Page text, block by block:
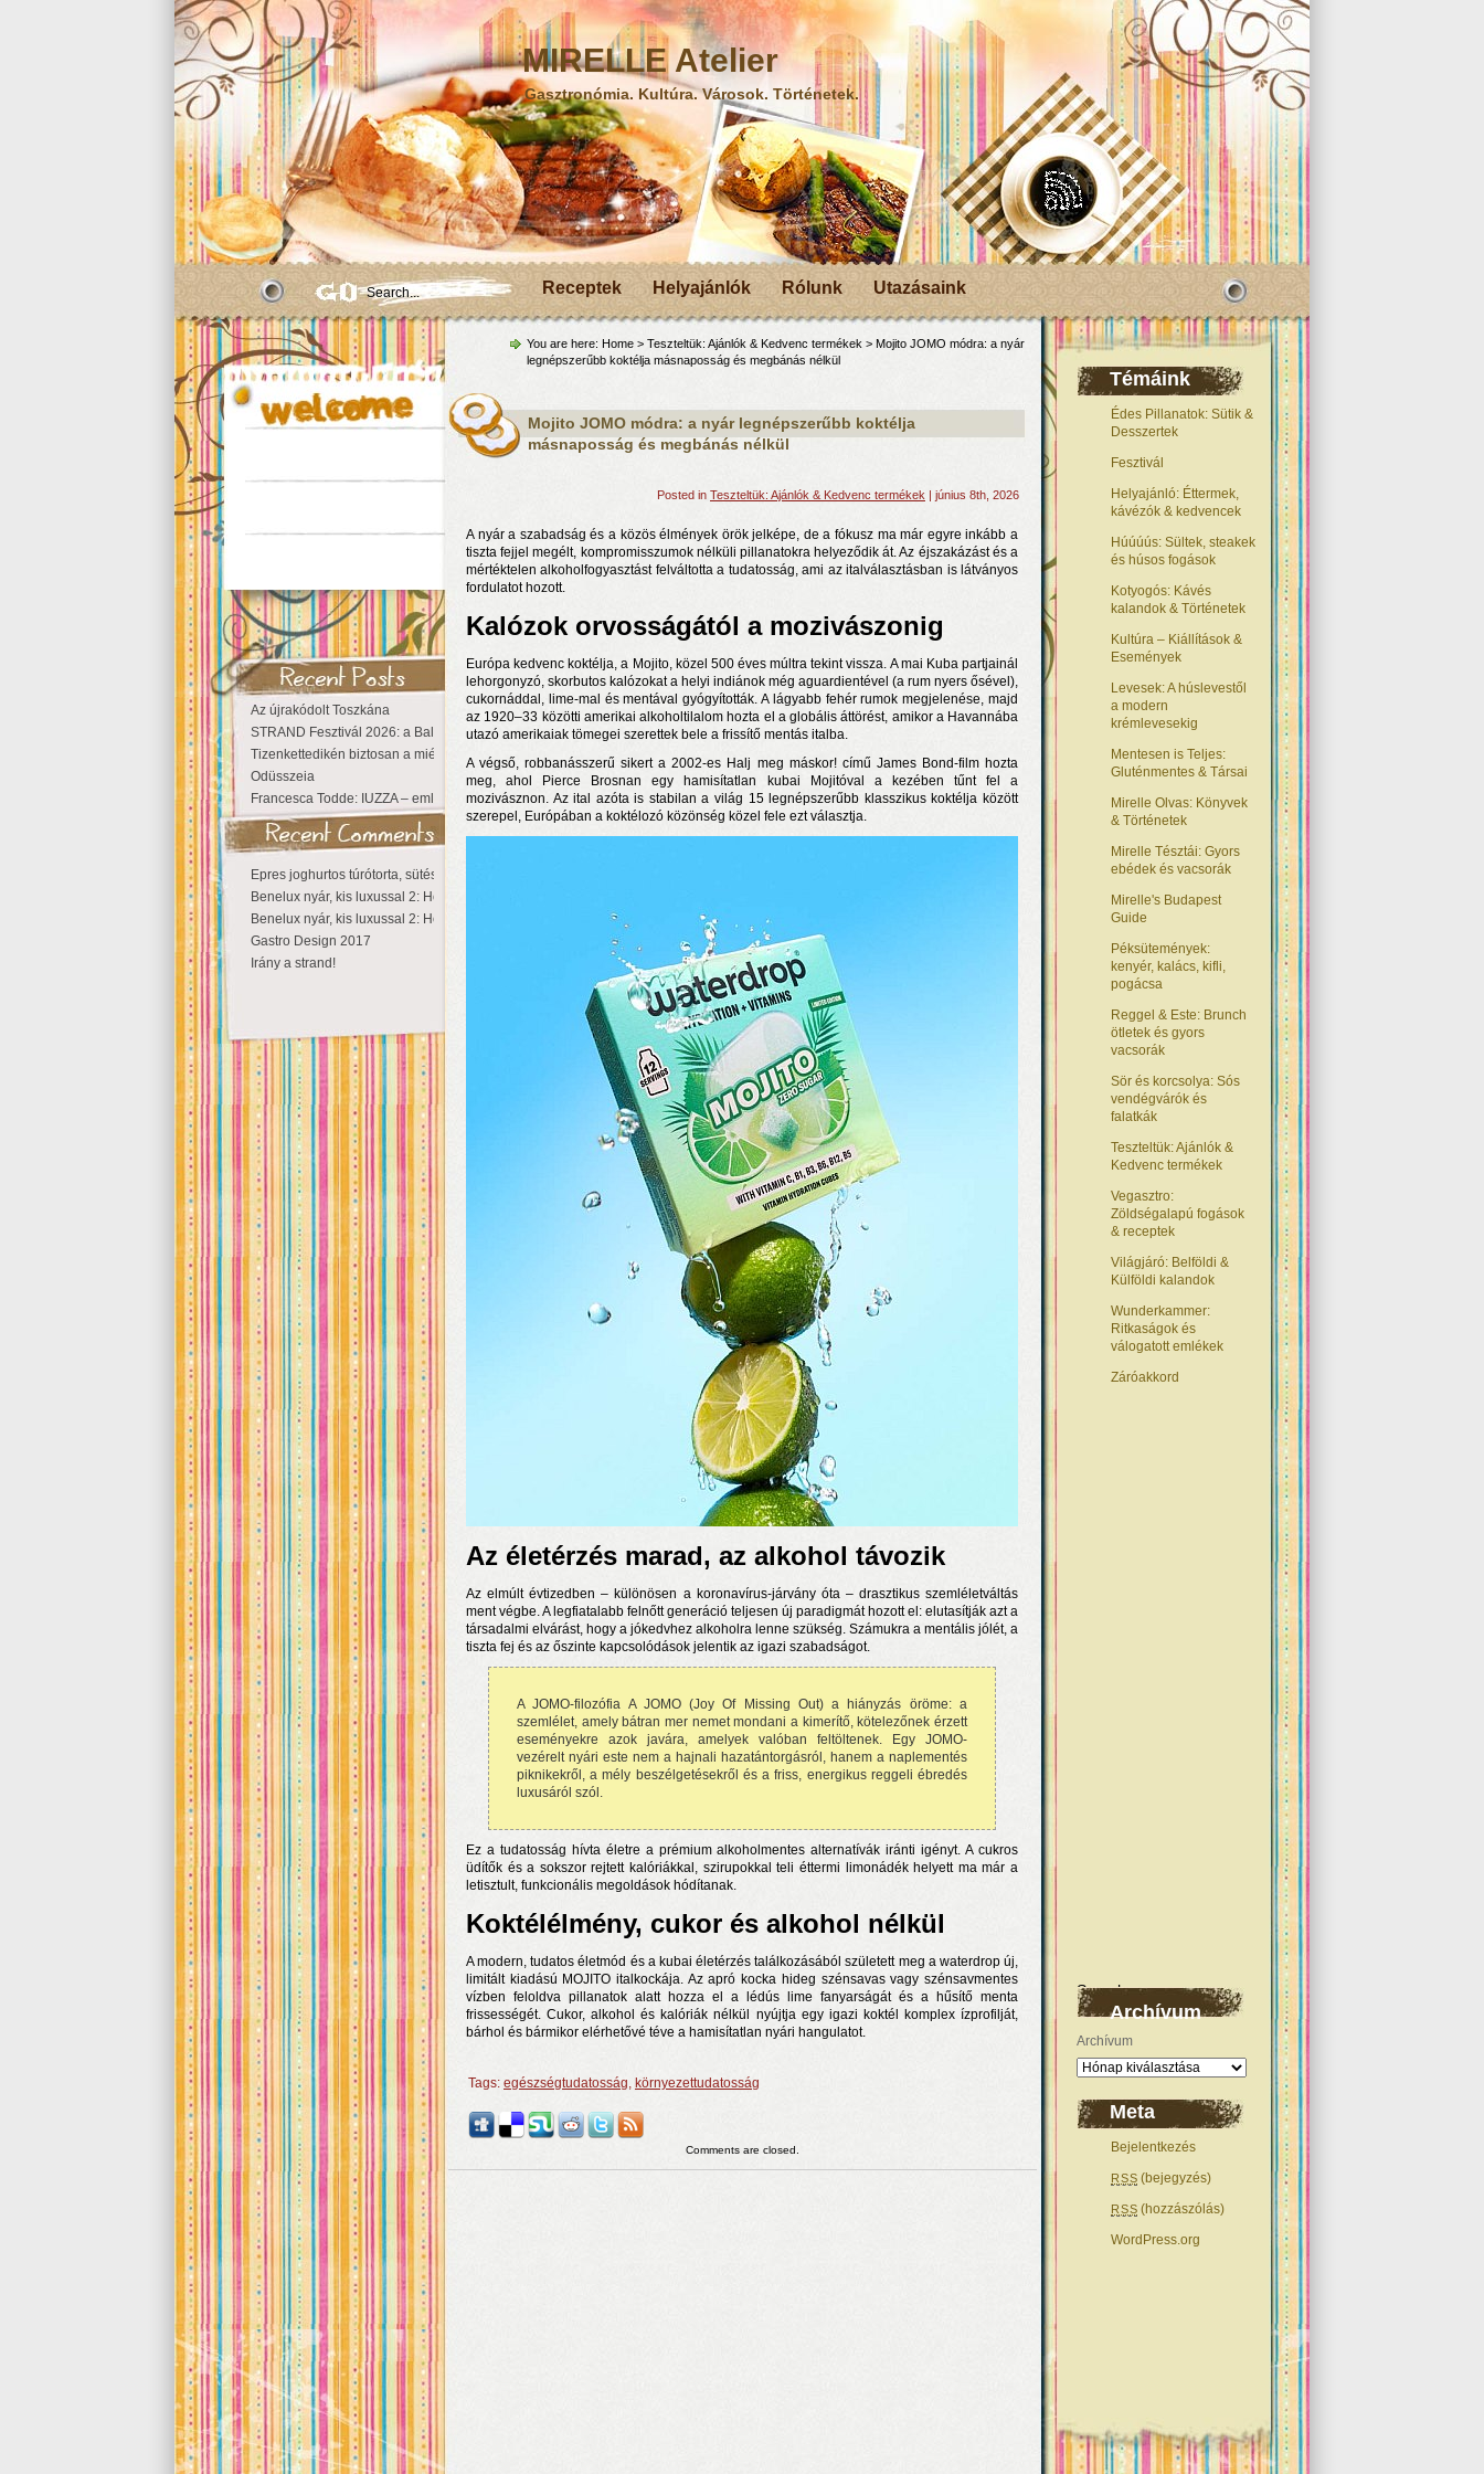
MIRELLE Atelier
Gasztronómia. Kultúra. Városok. Történetek.
Receptek Helyajánlók Rólunk Utazásaink
Az újrakódolt Toszkána
STRAND Fesztivál 2026: a Balaton partján a nyár még tart!
Tizenkettedikén biztosan a miénk a Sziget!
Odüsszeia
Francesca Todde: IUZZA – emlékezet, táj és irodalom találkozása a Mai Manó Házban
Epres joghurtos túrótorta, sütés nélkül
Benelux nyár, kis luxussal 2: Hollandia
Benelux nyár, kis luxussal 2: Hollandia
Gastro Design 2017
Irány a strand!
Témáink
Édes Pillanatok: Sütik &
Desszertek
Fesztivál
Helyajánló: Éttermek,
kávézók & kedvencek
Húúúús: Sültek, steakek
és húsos fogások
Kotyogós: Kávés
kalandok & Történetek
Kultúra – Kiállítások &
Események
Levesek: A húslevestől
a modern
krémlevesekig
Mentesen is Teljes:
Gluténmentes & Társai
Mirelle Olvas: Könyvek
& Történetek
Mirelle Tésztái: Gyors
ebédek és vacsorák
Mirelle's Budapest
Guide
Péksütemények:
kenyér, kalács, kifli,
pogácsa
Reggel & Este: Brunch
ötletek és gyors
vacsorák
Sör és korcsolya: Sós
vendégvárók és
falatkák
Teszteltük: Ajánlók &
Kedvenc termékek
Vegasztro:
Zöldségalapú fogások
& receptek
Világjáró: Belföldi &
Külföldi kalandok
Wunderkammer:
Ritkaságok és
válogatott emlékek
Záróakkord
Archívum
Archívum
Meta
Bejelentkezés
RSS (bejegyzés)
RSS (hozzászólás)
WordPress.org
You are here: Home > Teszteltük: Ajánlók & Kedvenc termékek > Mojito JOMO módra: a nyár
legnépszerűbb koktélja másnaposság és megbánás nélkül
Mojito JOMO módra: a nyár legnépszerűbb koktélja
másnaposság és megbánás nélkül
Posted in Teszteltük: Ajánlók & Kedvenc termékek | június 8th, 2026
A nyár a szabadság és a közös élmények örök jelképe, de a fókusz ma már egyre inkább a
tiszta fejjel megélt, kompromisszumok nélküli pillanatokra helyeződik át. Az éjszakázást és a
mértéktelen alkoholfogyasztást felváltotta a tudatosság, ami az italválasztásban is látványos
fordulatot hozott.
Kalózok orvosságától a mozivászonig
Európa kedvenc koktélja, a Mojito, közel 500 éves múltra tekint vissza. A mai Kuba partjainál
lehorgonyzó, skorbutos kalózokat a helyi indiánok még aguardientével (a rum nyers ősével),
cukornáddal, lime-mal és mentával gyógyították. A lágyabb fehér rumok megjelenése, majd
az 1920–33 közötti amerikai alkoholtilalom hozta el a globális áttörést, amikor a Havannába
utazó amerikaiak tömegei szerettek bele a frissítő mentás italba.
A végső, robbanásszerű sikert a 2002-es Halj meg máskor! című James Bond-film hozta
meg, ahol Pierce Brosnan egy hamisítatlan kubai Mojitóval a kezében tűnt fel a
mozivásznon. Az ital azóta is stabilan a világ 15 legnépszerűbb klasszikus koktélja között
szerepel, Európában a koktélozó közönség közel fele ezt választja.
Az életérzés marad, az alkohol távozik
Az elmúlt évtizedben – különösen a koronavírus-járvány óta – drasztikus szemléletváltás
ment végbe. A legfiatalabb felnőtt generáció teljesen új paradigmát hozott el: elutasítják azt a
társadalmi elvárást, hogy a jókedvhez alkoholra lenne szükség. Számukra a mentális jólét, a
tiszta fej és az őszinte kapcsolódások jelentik az igazi szabadságot.
A JOMO-filozófia A JOMO (Joy Of Missing Out) a hiányzás öröme: a
szemlélet, amely bátran mer nemet mondani a kimerítő, kötelezőnek érzett
eseményekre azok javára, amelyek valóban feltöltenek. Egy JOMO-
vezérelt nyári este nem a hajnali hazatántorgásról, hanem a naplementés
piknikekről, a mély beszélgetésekről és a friss, energikus reggeli ébredés
luxusáról szól.
Ez a tudatosság hívta életre a prémium alkoholmentes alternatívák iránti igényt. A cukros
üdítők és a sokszor rejtett kalóriákkal, szirupokkal teli éttermi limonádék helyett ma már a
letisztult, funkcionális megoldások hódítanak.
Koktélélmény, cukor és alkohol nélkül
A modern, tudatos életmód és a kubai életérzés találkozásából született meg a waterdrop új,
limitált kiadású MOJITO italkockája. Az apró kocka hideg szénsavas vagy szénsavmentes
vízben feloldva pillanatok alatt hozza el a lédús lime fanyarságát és a hűsítő menta
frissességét. Cukor, alkohol és kalóriák nélkül nyújtja egy igazi koktél komplex ízprofilját,
bárhol és bármikor elérhetővé téve a hamisítatlan nyári hangulatot.
Tags: egészségtudatosság, környezettudatosság
Comments are closed.